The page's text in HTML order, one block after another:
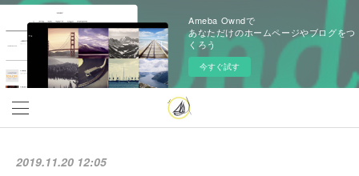
Ameba Owndで
あなただけのホームページやブログをつ
くろう
今すぐ試す
2019.11.20 12:05